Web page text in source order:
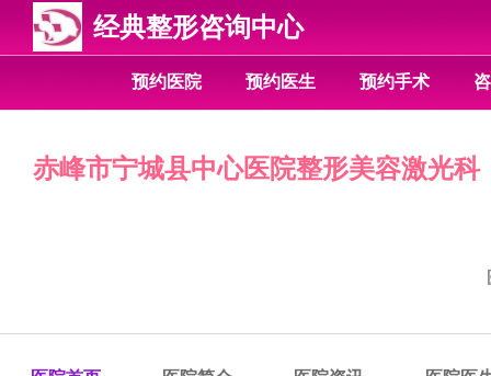
经典整形咨询中心
预约医院 预约医生 预约手术
赤峰市宁城县中心医院整形美容激光科